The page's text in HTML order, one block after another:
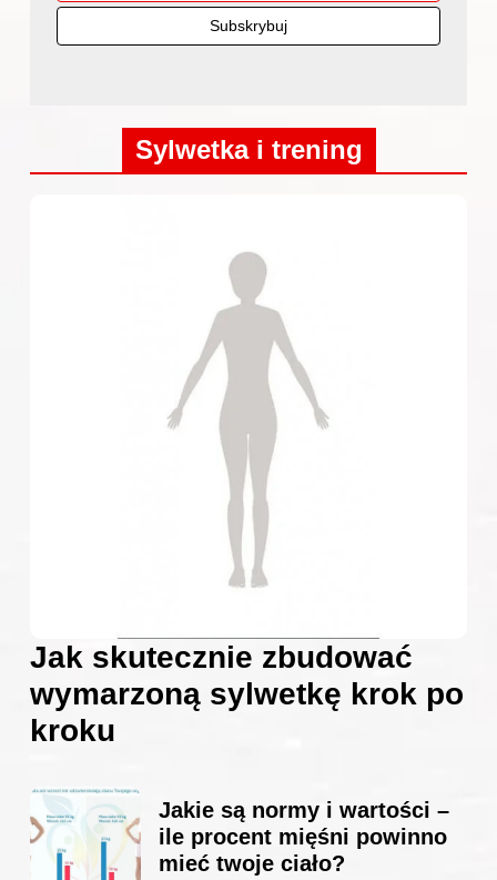
Sylwetka i trening
Jak skutecznie zbudować
wymarzoną sylwetkę krok po
kroku
Jakie są normy i wartości –
ile procent mięśni powinno
mieć twoje ciało?